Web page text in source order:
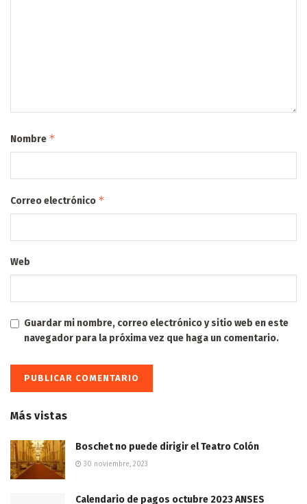
Nombre *
Correo electrónico *
Web
Guardar mi nombre, correo electrónico y sitio web en este
navegador para la próxima vez que haga un comentario.
Más vistas
Boschet no puede dirigir el Teatro Colón
30 noviembre, 2023
Calendario de pagos octubre 2023 ANSES